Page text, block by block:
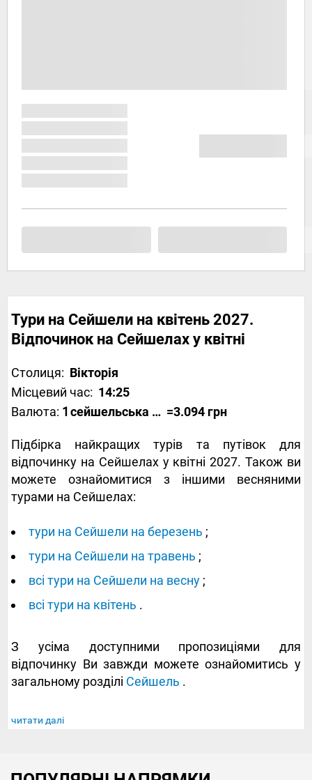
Тури на Сейшели на квітень 2027.
Відпочинок на Сейшелах у квітні
Столиця: Вікторія
Місцевий час: 14:25
Валюта: 1 сейшельська рупія =3.094 грн
Підбірка найкращих турів та путівок для
відпочинку на Сейшелах у квітні 2027. Також ви
можете ознайомитися з іншими весняними
турами на Сейшелах:
тури на Сейшели на березень ;
тури на Сейшели на травень ;
всі тури на Сейшели на весну ;
всі тури на квітень .
З усіма доступними пропозиціями для
відпочинку Ви завжди можете ознайомитись у
загальному розділі Сейшель .
читати далі